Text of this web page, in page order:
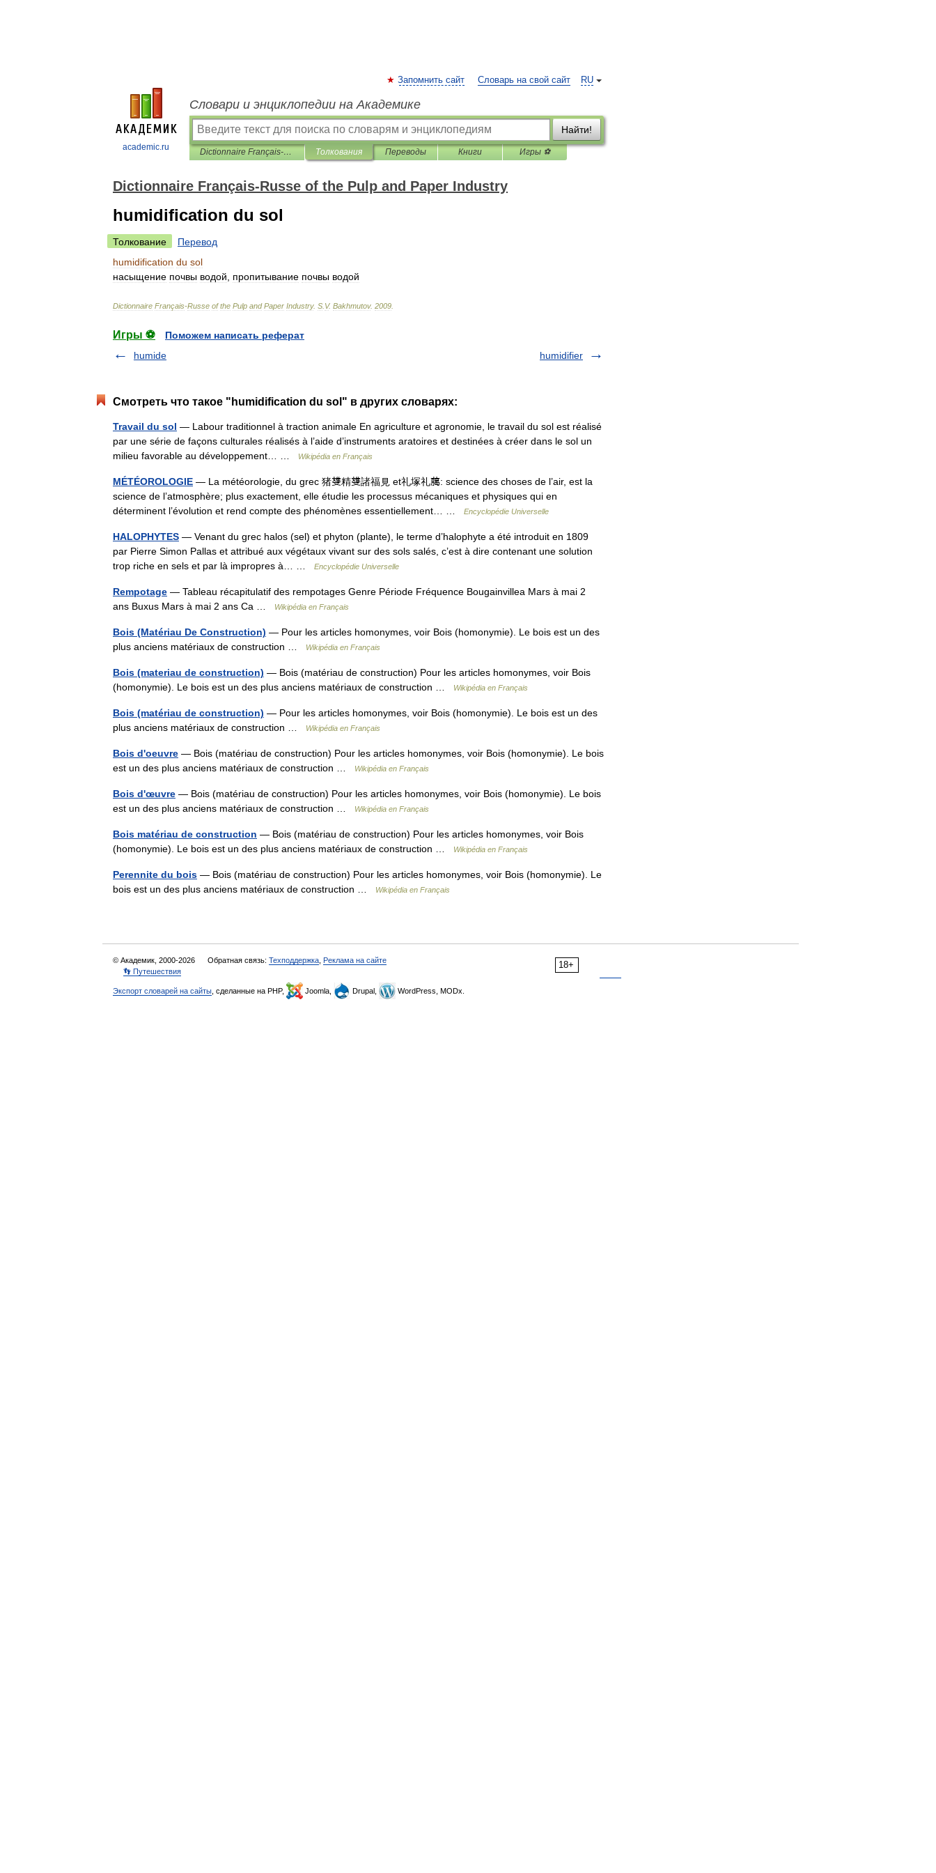
academic.ru
RU
Запомнить сайт Словарь на свой сайт
Словари и энциклопедии на Академике
Найти!
Dictionnaire Français-Russe of the Pulp and Paper Industry Толкования Переводы Книги Игры ⚽
Dictionnaire Français-Russe of the Pulp and Paper Industry
humidification du sol
Толкование
Перевод
humidification du sol
насыщение почвы водой пропитывание почвы водой
Dictionnaire Français-Russe of the Pulp and Paper Industry. S V. Bakhmutov. 2009
Игры ⚽
Поможем написать реферат
humide
humidifier
Смотреть что такое "humidification du sol" в других словарях:
Travail du sol — Labour traditionnel à traction animale En agriculture et agronomie, le travail du sol est réalisé
par une série de façons culturales réalisés à l’aide d’instruments aratoires et destinées à créer dans le sol un
milieu favorable au développement… …
Wikipédia en Français
MÉTÉOROLOGIE — La météorologie, du grec 猪﨎精﨎諸福見 et礼塚礼﨟: science des choses de l’air, est la
science de l’atmosphère; plus exactement, elle étudie les processus mécaniques et physiques qui en
déterminent l’évolution et rend compte des phénomènes essentiellement… …
Encyclopédie Universelle
HALOPHYTES — Venant du grec halos (sel) et phyton (plante), le terme d’halophyte a été introduit en 1809
par Pierre Simon Pallas et attribué aux végétaux vivant sur des sols salés, c’est à dire contenant une solution
trop riche en sels et par là impropres à… …
Encyclopédie Universelle
Rempotage — Tableau récapitulatif des rempotages Genre Période Fréquence Bougainvillea Mars à mai 2
ans Buxus Mars à mai 2 ans Ca …
Wikipédia en Français
Bois (Matériau De Construction) — Pour les articles homonymes, voir Bois (homonymie). Le bois est un des
plus anciens matériaux de construction …
Wikipédia en Français
Bois (materiau de construction) — Bois (matériau de construction) Pour les articles homonymes, voir Bois
(homonymie). Le bois est un des plus anciens matériaux de construction …
Wikipédia en Français
Bois (matériau de construction) — Pour les articles homonymes, voir Bois (homonymie). Le bois est un des
plus anciens matériaux de construction …
Wikipédia en Français
Bois d'oeuvre — Bois (matériau de construction) Pour les articles homonymes, voir Bois (homonymie). Le bois
est un des plus anciens matériaux de construction …
Wikipédia en Français
Bois d'œuvre — Bois (matériau de construction) Pour les articles homonymes, voir Bois (homonymie). Le bois
est un des plus anciens matériaux de construction …
Wikipédia en Français
Bois matériau de construction — Bois (matériau de construction) Pour les articles homonymes, voir Bois
(homonymie). Le bois est un des plus anciens matériaux de construction …
Wikipédia en Français
Perennite du bois — Bois (matériau de construction) Pour les articles homonymes, voir Bois (homonymie). Le
bois est un des plus anciens matériaux de construction …
Wikipédia en Français
18+
© Академик, 2000-2026 Обратная связь: Техподдержка Реклама на сайте
👣 Путешествия
Экспорт словарей на сайты , сделанные на PHP, Joomla, Drupal, WordPress, MODx.